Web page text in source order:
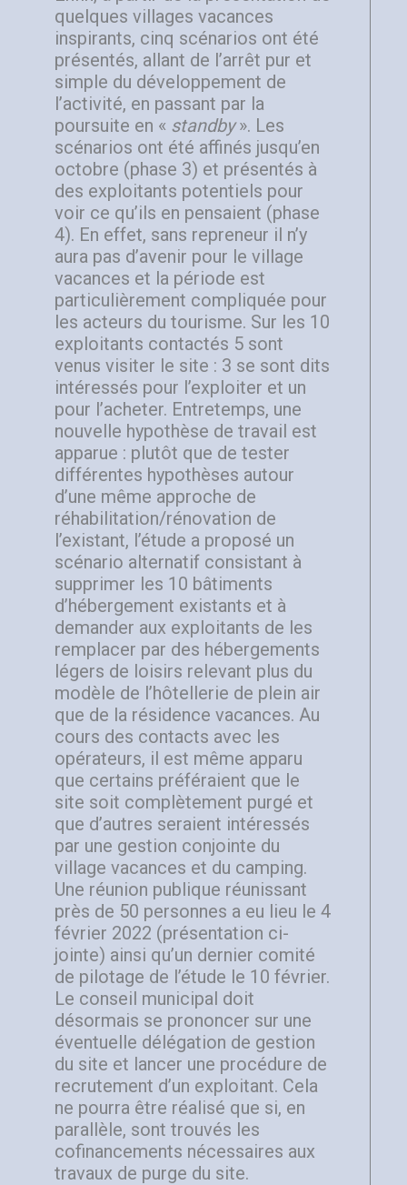
quelques villages vacances
inspirants, cinq scénarios ont été
présentés, allant de l’arrêt pur et
simple du développement de
l’activité, en passant par la
poursuite en « standby». Les
scénarios ont été affinés jusqu’en
octobre (phase 3) et présentés à
des exploitants potentiels pour
voir ce qu’ils en pensaient (phase
4). En effet, sans repreneur il n’y
aura pas d’avenir pour le village
vacances et la période est
particulièrement compliquée pour
les acteurs du tourisme. Sur les 10
exploitants contactés 5 sont
venus visiter le site : 3 se sont dits
intéressés pour l’exploiter et un
pour l’acheter. Entretemps, une
nouvelle hypothèse de travail est
apparue : plutôt que de tester
différentes hypothèses autour
d’une même approche de
réhabilitation/rénovation de
l’existant, l’étude a proposé un
scénario alternatif consistant à
supprimer les 10 bâtiments
d’hébergement existants et à
demander aux exploitants de les
remplacer par des hébergements
légers de loisirs relevant plus du
modèle de l’hôtellerie de plein air
que de la résidence vacances. Au
cours des contacts avec les
opérateurs, il est même apparu
que certains préféraient que le
site soit complètement purgé et
que d’autres seraient intéressés
par une gestion conjointe du
village vacances et du camping.
Une réunion publique réunissant
près de 50 personnes a eu lieu le 4
février 2022 (présentation ci-
jointe) ainsi qu’un dernier comité
de pilotage de l’étude le 10 février.
Le conseil municipal doit
désormais se prononcer sur une
éventuelle délégation de gestion
du site et lancer une procédure de
recrutement d’un exploitant. Cela
ne pourra être réalisé que si, en
parallèle, sont trouvés les
cofinancements nécessaires aux
travaux de purge du site.